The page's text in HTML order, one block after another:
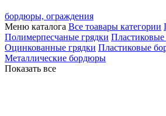
бордюры, ограждения
Меню каталога Все тоавары категории
Полимерпесчаные грядки Пластиковые
Оцинкованные грядки Пластиковые
Металлические бордюры
Показать все